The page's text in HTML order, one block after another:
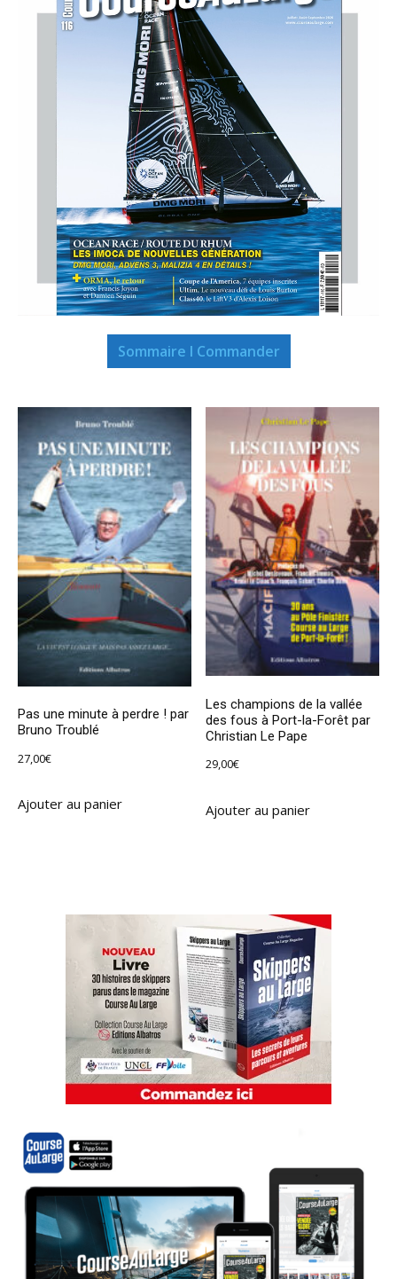
Sommaire I Commander
Pas une minute à perdre ! par
Bruno Troublé
27,00€
Ajouter au panier
Les champions de la vallée
des fous à Port-la-Forêt par
Christian Le Pape
29,00€
Ajouter au panier